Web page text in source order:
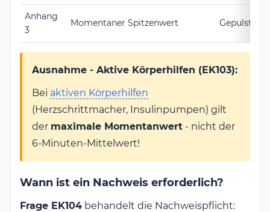
Anhang
3
Momentaner Spitzenwert Gepulste
Ausnahme - Aktive Körperhilfen (EK103):
Bei aktiven Körperhilfen
(Herzschrittmacher, Insulinpumpen) gilt
der maximale Momentanwert - nicht der
6-Minuten-Mittelwert!
Wann ist ein Nachweis erforderlich?
Frage EK104 behandelt die Nachweispflicht: